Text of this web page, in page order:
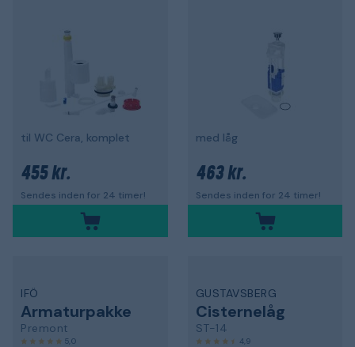
til WC Cera, komplet
455 kr.
Sendes inden for 24 timer!
med låg
463 kr.
Sendes inden for 24 timer!
IFÖ
Armaturpakke
Premont
5,0
GUSTAVSBERG
Cisternelåg
ST-14
4,9